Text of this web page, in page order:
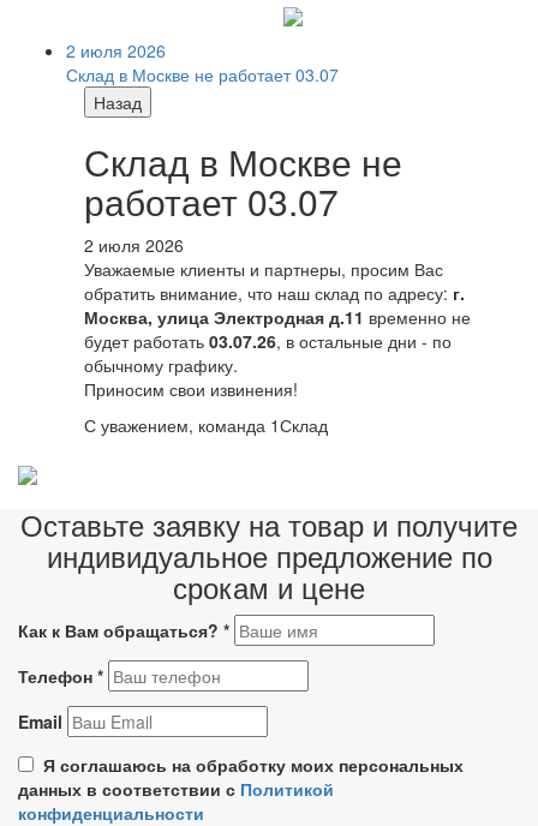
2 июля 2026
Склад в Москве не работает 03.07
Назад
Склад в Москве не
работает 03.07
2 июля 2026
Уважаемые клиенты и партнеры, просим Вас
обратить внимание, что наш склад по адресу: г.
Москва, улица Электродная д.11 временно не
будет работать 03.07.26, в остальные дни - по
обычному графику.
Приносим свои извинения!
С уважением, команда 1Склад
Оставьте заявку на товар и получите
индивидуальное предложение по
срокам и цене
Как к Вам обращаться? *
Телефон *
Email
Я соглашаюсь на обработку моих персональных
данных в соответствии с Политикой
конфиденциальности